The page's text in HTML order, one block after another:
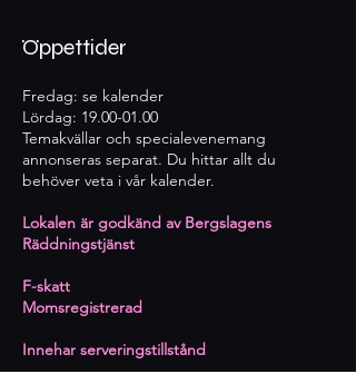
Öppettider
Fredag: se kalender
Lördag: 19.00-01.00
Temakvällar och specialevenemang
annonseras separat. Du hittar allt du
behöver veta i vår kalender.
Lokalen är godkänd av Bergslagens
Räddningstjänst
​F-skatt
Momsregistrerad
Innehar serveringstillstånd